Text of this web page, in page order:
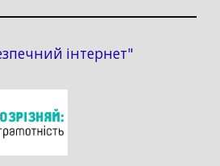
інтернет"